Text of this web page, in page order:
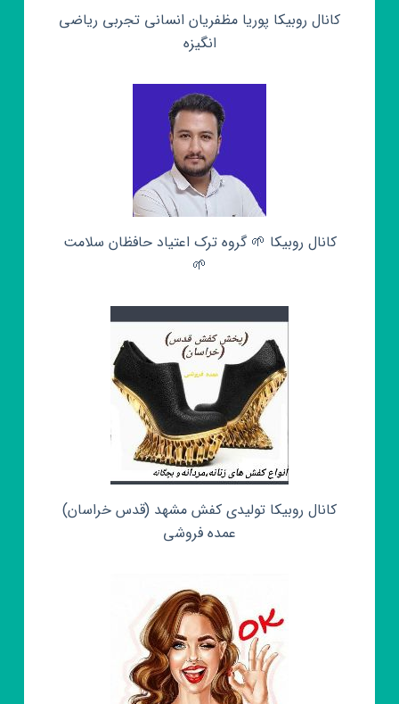
کانال روبیکا پوریا مظفریان انسانی تجربی ریاضی
انگیزه
کانال روبیکا 🌱 گروه ترک اعتیاد حافظان سلامت
🌱
کانال روبیکا تولیدی کفش مشهد (قدس خراسان)
عمده فروشی